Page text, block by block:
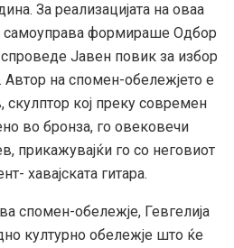
За реализацијата на оваа
самоуправа формираше Одбор
Јавен повик за избор
на спомен-обележјето е
кој преку современ
во бронза, го овековечи
прикажувајќи го со неговиот
хавајската гитара.
спомен-обележје, Гевгелија
културно обележје што ќе